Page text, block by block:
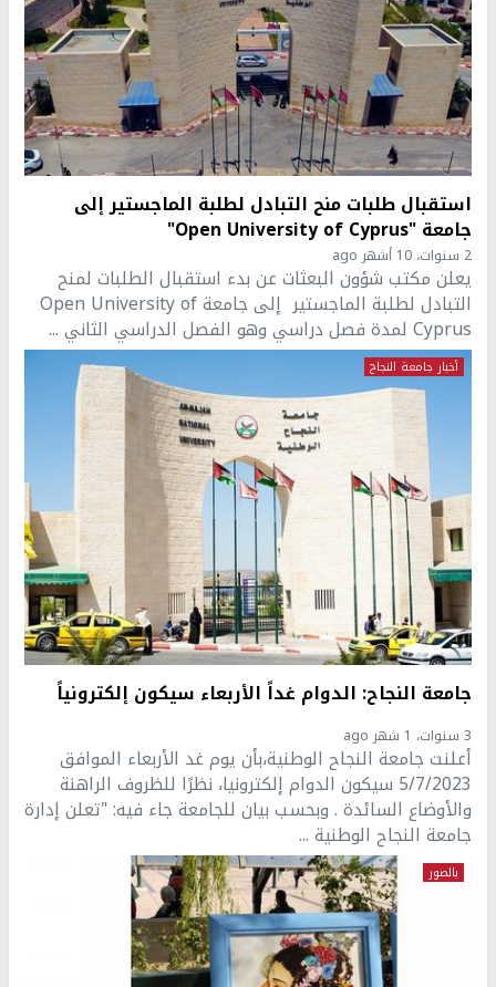
استقبال طلبات منح التبادل لطلبة الماجستير إلى
جامعة "Open University of Cyprus"
2 سنوات، 10 أشهر ago
يعلن مكتب شؤون البعثات عن بدء استقبال الطلبات لمنح
التبادل لطلبة الماجستير إلى جامعة Open University of
Cyprus لمدة فصل دراسي وهو الفصل الدراسي الثاني ...
أخبار جامعة النجاح
جامعة النجاح: الدوام غداً الأربعاء سيكون إلكترونياً
3 سنوات، 1 شهر ago
أعلنت جامعة النجاح الوطنية،بأن يوم غد الأربعاء الموافق
5/7/2023 سيكون الدوام إلكترونيا، نظرًا للظروف الراهنة
والأوضاع السائدة . وبحسب بيان للجامعة جاء فيه: "تعلن إدارة
جامعة النجاح الوطنية ...
بالصور